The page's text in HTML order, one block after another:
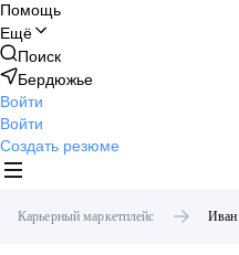
Помощь
Ещё
Поиск
Бердюжье
Войти
Войти
Создать резюме
Карьерный маркетплейс Иван